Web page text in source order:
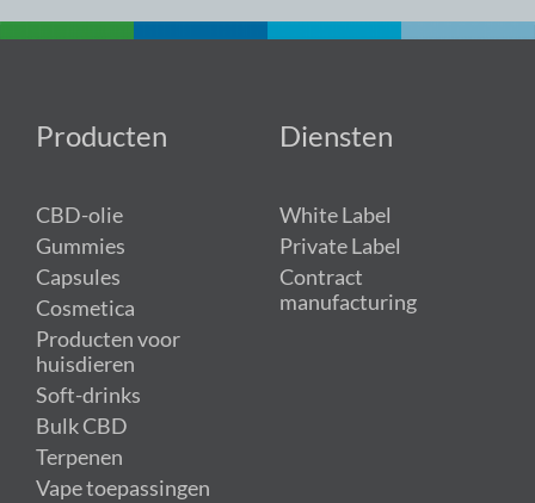
Producten
CBD-olie
Gummies
Capsules
Cosmetica
Producten voor
huisdieren
Soft-drinks
Bulk CBD
Terpenen
Vape toepassingen
Diensten
White Label
Private Label
Contract
manufacturing